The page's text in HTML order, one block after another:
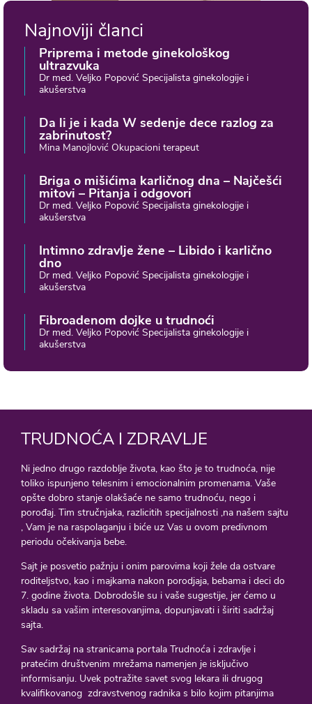
Najnoviji članci
Priprema i metode ginekološkog
ultrazvuka
Dr med. Veljko Popović Specijalista ginekologije i
akušerstva
Da li je i kada W sedenje dece razlog za
zabrinutost?
Mina Manojlović Okupacioni terapeut
Briga o mišićima karličnog dna – Najčešći
mitovi – Pitanja i odgovori
Dr med. Veljko Popović Specijalista ginekologije i
akušerstva
Intimno zdravlje žene – Libido i karlično
dno
Dr med. Veljko Popović Specijalista ginekologije i
akušerstva
Fibroadenom dojke u trudnoći
Dr med. Veljko Popović Specijalista ginekologije i
akušerstva
TRUDNOĆA I ZDRAVLJE
Ni jedno drugo razdoblje života, kao što je to trudnoća, nije
toliko ispunjeno telesnim i emocionalnim promenama. Vaše
opšte dobro stanje olakšaće ne samo trudnoću, nego i
porođaj. Tim stručnjaka, razlicitih specijalnosti ,na našem sajtu
, Vam je na raspolaganju i biće uz Vas u ovom predivnom
periodu očekivanja bebe.
Sajt je posvetio pažnju i onim parovima koji žele da ostvare
roditeljstvo, kao i majkama nakon porodjaja, bebama i deci do
7. godine života. Dobrodošle su i vaše sugestije, jer ćemo u
skladu sa vašim interesovanjima, dopunjavati i širiti sadržaj
sajta.
Sav sadržaj na stranicama portala Trudnoća i zdravlje i
pratećim društvenim mrežama namenjen je isključivo
informisanju. Uvek potražite savet svog lekara ili drugog
kvalifikovanog zdravstvenog radnika s bilo kojim pitanjima